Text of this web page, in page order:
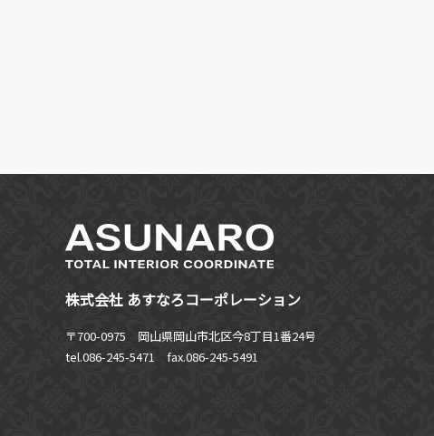
株式会社 あすなろコーポレーション
〒700-0975 岡山県岡山市北区今8丁目1番24号
tel.086-245-5471 fax.086-245-5491